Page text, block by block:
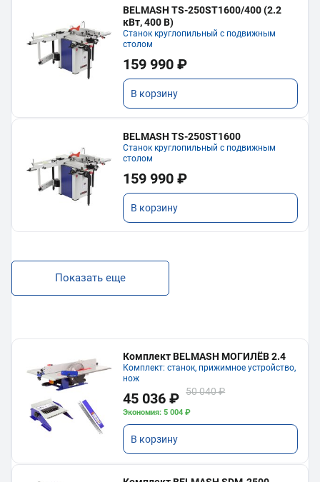
BELMASH TS-250ST1600/400 (2.2
кВт, 400 В)
Станок круглопильный с подвижным
столом
159 990 ₽
В корзину
BELMASH TS-250ST1600
Станок круглопильный с подвижным
столом
159 990 ₽
В корзину
Показать еще
Комплект BELMASH МОГИЛЁВ 2.4
Комплект: станок, прижимное устройство,
нож
45 036 ₽ 50 040 ₽
Экономия: 5 004 ₽
В корзину